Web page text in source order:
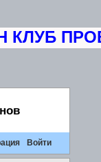
Войти